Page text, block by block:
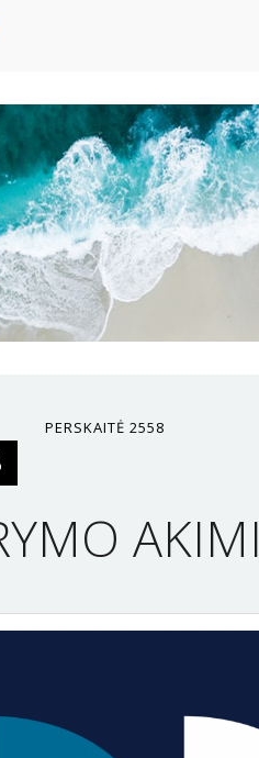
PERSKAITĖ 2558